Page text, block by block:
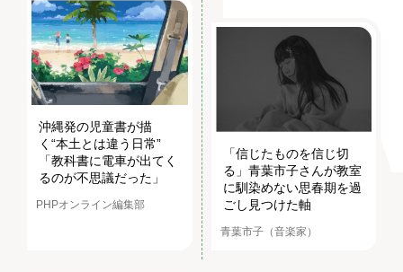
沖縄発の児童書が描
く“本土とは違う日常”
「教科書に電車が出てく
るのが不思議だった」
PHPオンライン編集部
「信じたものを信じ切
る」青葉市子さんが教室
に馴染めない思春期を過
ごし見つけた軸
青葉市子（音楽家）